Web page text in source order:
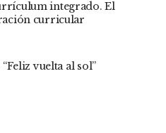
integrado. El
curricular
vuelta al sol”